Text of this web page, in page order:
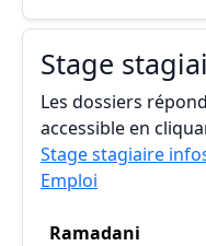
Stage
Les dossiers
accessible en
Stage stagiaire
Emploi
Ramadani